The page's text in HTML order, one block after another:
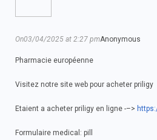
Anonymous
On03/04/2025 at 2:27 pm
Pharmacie européenne
Visitez notre site web pour acheter priligy
Etaient a acheter priligy en ligne -–>
Formulaire medical: pill